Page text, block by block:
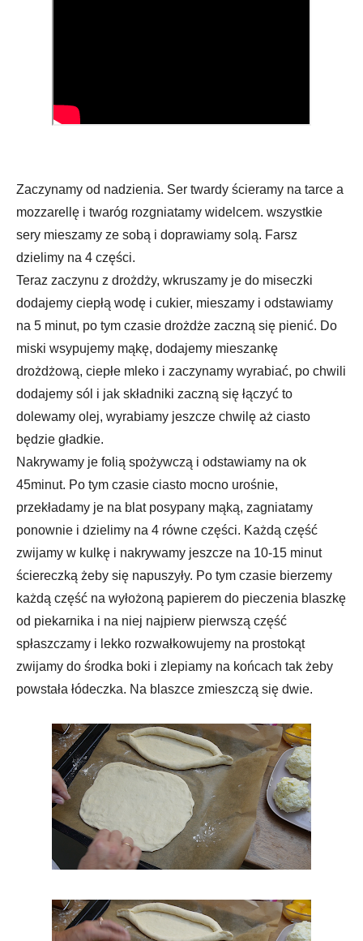
Zaczynamy od nadzienia. Ser twardy ścieramy na tarce a
mozzarellę i twaróg rozgniatamy widelcem. wszystkie
sery mieszamy ze sobą i doprawiamy solą. Farsz
dzielimy na 4 części.
Teraz zaczynu z drożdży, wkruszamy je do miseczki
dodajemy ciepłą wodę i cukier, mieszamy i odstawiamy
na 5 minut, po tym czasie drożdże zaczną się pienić. Do
miski wsypujemy mąkę, dodajemy mieszankę
drożdżową, ciepłe mleko i zaczynamy wyrabiać, po chwili
dodajemy sól i jak składniki zaczną się łączyć to
dolewamy olej, wyrabiamy jeszcze chwilę aż ciasto
będzie gładkie.
Nakrywamy je folią spożywczą i odstawiamy na ok
45minut. Po tym czasie ciasto mocno urośnie,
przekładamy je na blat posypany mąką, zagniatamy
ponownie i dzielimy na 4 równe części. Każdą część
zwijamy w kulkę i nakrywamy jeszcze na 10-15 minut
ściereczką żeby się napuszyły. Po tym czasie bierzemy
każdą część na wyłożoną papierem do pieczenia blaszkę
od piekarnika i na niej najpierw pierwszą część
spłaszczamy i lekko rozwałkowujemy na prostokąt
zwijamy do środka boki i zlepiamy na końcach tak żeby
powstała łódeczka. Na blaszce zmieszczą się dwie.